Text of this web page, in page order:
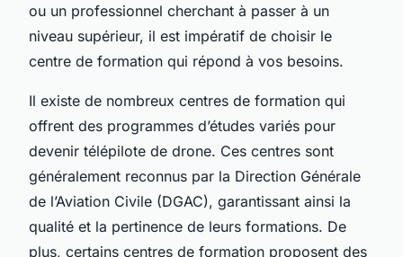
ou un professionnel cherchant à passer à un
niveau supérieur, il est impératif de choisir le
centre de formation qui répond à vos besoins.
Il existe de nombreux centres de formation qui
offrent des programmes d’études variés pour
devenir télépilote de drone. Ces centres sont
généralement reconnus par la Direction Générale
de l’Aviation Civile (DGAC), garantissant ainsi la
qualité et la pertinence de leurs formations. De
plus, certains centres de formation proposent des